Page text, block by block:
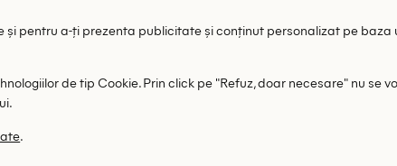
și pentru a-ți prezenta publicitate și conținut personalizat pe baza
de tip Cookie. Prin click pe "Refuz, doar necesare" nu se
.